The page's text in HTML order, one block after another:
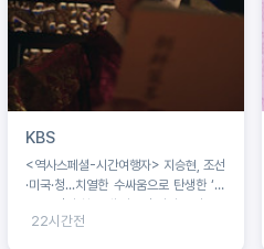
KBS
<역사스페셜-시간여행자> 지승현, 조선
·미국·청...치열한 수싸움으로 탄생한 ‘쇄
국’ 조선의 첫 근대 외교전 시기 조명
22시간전